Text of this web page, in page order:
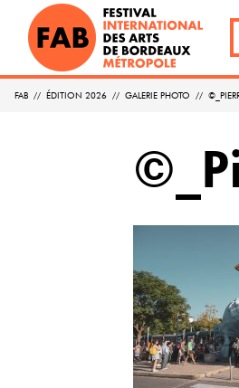
FAB // ÉDITION 2026 // GALERIE PHOTO //